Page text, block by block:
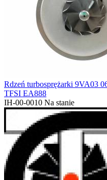
Rdzeń turbosprężarki 9VA03
TFSI EA888
IH-00-0010 Na stanie